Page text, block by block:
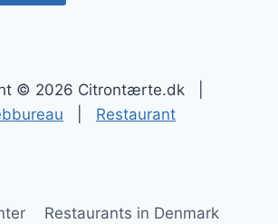
© 2026 Citrontærte.dk |
Restaurant
Restaurants in Denmark